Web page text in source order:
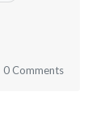
0 Comments